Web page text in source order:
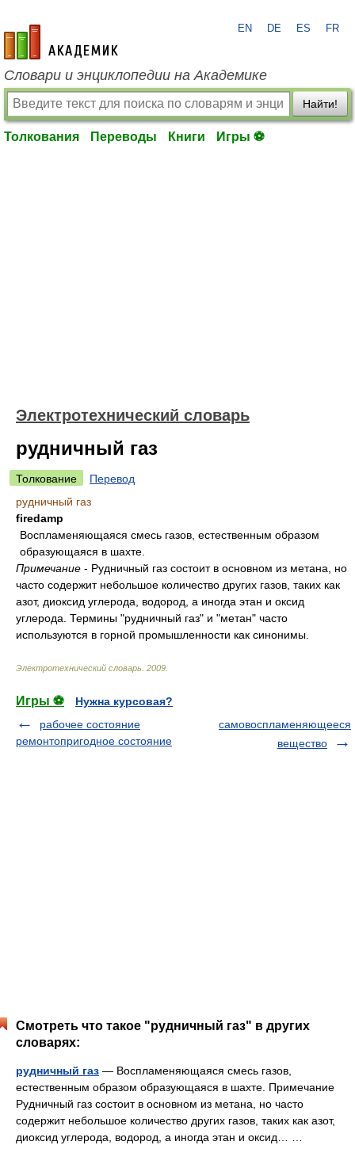
academic.ru
EN DE ES FR
Словари и энциклопедии на Академике
Найти!
Толкования Переводы Книги Игры ⚽
Электротехнический словарь
рудничный газ
Толкование
Перевод
рудничный газ
firedamp
Воспламеняющаяся смесь газов, естественным образом
образующаяся в шахте.
Примечание - Рудничный газ состоит в основном из метана, но
часто содержит небольшое количество других газов, таких как
азот, диоксид углерода, водород, а иногда этан и оксид
углерода. Термины "рудничный газ" и "метан" часто
используются в горной промышленности как синонимы.
Электротехнический словарь 2009
Игры ⚽
Нужна курсовая?
рабочее состояние
ремонтопригодное состояние
самовоспламеняющееся
вещество
Смотреть что такое "рудничный газ" в других
словарях:
рудничный газ — Воспламеняющаяся смесь газов,
естественным образом образующаяся в шахте. Примечание
Рудничный газ состоит в основном из метана, но часто
содержит небольшое количество других газов, таких как азот,
диоксид углерода, водород, а иногда этан и оксид… …